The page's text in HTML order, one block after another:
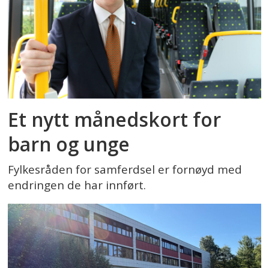
Et nytt månedskort for
barn og unge
Fylkesråden for samferdsel er fornøyd med
endringen de har innført.